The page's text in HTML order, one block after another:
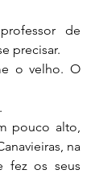
de
precisar.
o velho. O
pouco alto,
na
fez os seus